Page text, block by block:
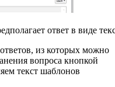
ответ в виде
из которых можно
вопроса кнопкой
текст шаблонов